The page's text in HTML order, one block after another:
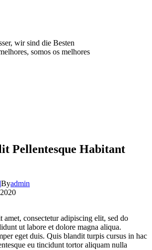
wir sind die Besten
somos os melhores
Pellentesque Habitant
Byadmin
consectetur adipiscing elit, sed do
ut labore et dolore magna aliqua.
eget duis. Quis blandit turpis cursus in hac
eu tincidunt tortor aliquam nulla